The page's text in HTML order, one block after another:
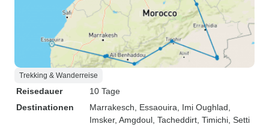
Trekking & Wanderreise
Reisedauer
10 Tage
Destinationen
Marrakesch , Essaouira , Imi Oughlad
Imsker, Amgdoul , Tacheddirt , Timichi , Setti